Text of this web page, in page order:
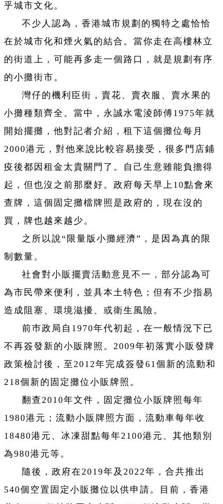
乎城市文化。
不少人認為，香港城市規劃的獨特之處恰恰
在於城市化和煙火氣的結合。當你走在高樓林立
的街道上，可能再多走一個路口，就是規劃有序
的小攤街市。
灣仔的機利臣街，賣花、賣衣服、賣水果的
小攤種類齊全。當中，永誠水電淩師傅1975年就
開始擺攤，他對記者介紹，租下這個攤位每月
2000港元，對他來說比較容易接受，很多門店鋪
疫後都因租金太貴關門了。自己生意雖能負擔得
起，但也沒之前那麼好。政府每天早上10點會來
查牌，這個固定攤檔牌照是政府的，現在沒的
買，牌也越來越少。
之所以說“限量版小攤經濟”，是因為真的限
制數量。
社會對小販擺賣活動意見不一，部分認為可
為市民帶來便利，並具本土特色；但有不少指易
造成阻塞、環境滋擾、或衛生風險。
前巿政局自1970年代初起，在一般情況下已
不再簽發新的小販牌照。2009年初落實小販發牌
政策檢討後，至2012年完成簽發61個新的流動和
218個新的固定攤位小販牌照。
翻查2010年文件，固定攤位小販牌照每年
1980港元；流動小販牌照方面，流動車每年收
18480港元、冰凍甜點每年2100港元、其他類別
為980港元等。
隨後，政府在2019年及2022年，合共推出
540個空置固定小販攤位以供申請。目前，香港